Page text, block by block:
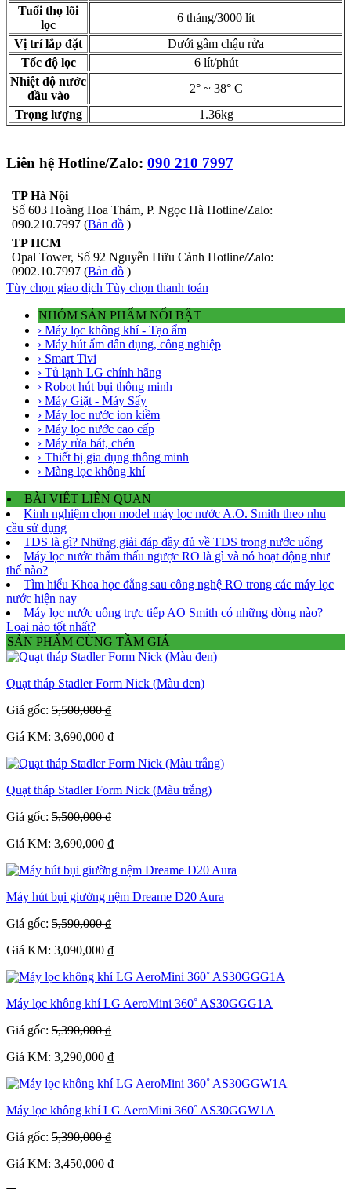
Tuổi thọ lõi
lọc
6 tháng/3000 lít
Vị trí lắp đặt
Dưới gầm chậu rửa
Tốc độ lọc
6 lít/phút
Nhiệt độ nước
đầu vào
2° ~ 38° C
Trọng lượng
1.36kg
Liên hệ Hotline/Zalo: 090 210 7997
TP Hà Nội
Số 603 Hoàng Hoa Thám, P. Ngọc Hà Hotline/Zalo:
090.210.7997 (Bản đồ )
TP HCM
Opal Tower, Số 92 Nguyễn Hữu Cảnh Hotline/Zalo:
0902.10.7997 (Bản đồ )
Tùy chọn giao dịch Tùy chọn thanh toán
NHÓM SẢN PHẨM NỔI BẬT
› Máy lọc không khí - Tạo ẩm
› Máy hút ẩm dân dụng, công nghiệp
› Smart Tivi
› Tủ lạnh LG chính hãng
› Robot hút bụi thông minh
› Máy Giặt - Máy Sấy
› Máy lọc nước ion kiềm
› Máy lọc nước cao cấp
› Máy rửa bát, chén
› Thiết bị gia dụng thông minh
› Màng lọc không khí
BÀI VIẾT LIÊN QUAN
Kinh nghiệm chọn model máy lọc nước A.O. Smith theo nhu
cầu sử dụng
TDS là gì? Những giải đáp đầy đủ về TDS trong nước uống
Máy lọc nước thẩm thấu ngược RO là gì và nó hoạt động như
thế nào?
Tìm hiểu Khoa học đằng sau công nghệ RO trong các máy lọc
nước hiện nay
Máy lọc nước uống trực tiếp AO Smith có những dòng nào?
Loại nào tốt nhất?
SẢN PHẨM CÙNG TẦM GIÁ
Quạt tháp Stadler Form Nick (Màu đen)
Giá gốc: 5,500,000 ₫
Giá KM: 3,690,000 ₫
Quạt tháp Stadler Form Nick (Màu trắng)
Giá gốc: 5,500,000 ₫
Giá KM: 3,690,000 ₫
Máy hút bụi giường nệm Dreame D20 Aura
Giá gốc: 5,590,000 ₫
Giá KM: 3,090,000 ₫
Máy lọc không khí LG AeroMini 360˚ AS30GGG1A
Giá gốc: 5,390,000 ₫
Giá KM: 3,290,000 ₫
Máy lọc không khí LG AeroMini 360˚ AS30GGW1A
Giá gốc: 5,390,000 ₫
Giá KM: 3,450,000 ₫